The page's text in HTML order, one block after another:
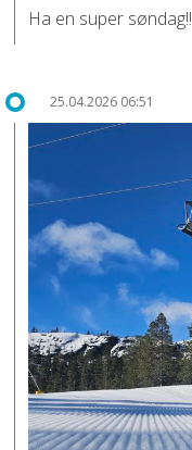
Ha en super søndag!!
25.04.2026 06:51